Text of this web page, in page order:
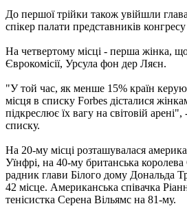
До першої трійки також увійшли
спікер палати представників
На четвертому місці - перша жінка,
Єврокомісії, Урсула фон дер Ляєн.
"У той час, як менше 15% країн
місця в списку Forbes дісталися
підкреслює їх вагу на світовій
списку.
На 20-му місці розташувалася
Уїнфрі, на 40-му британська королева
радник глави Білого дому Дональда
42 місце. Американська співачка
тенісистка Серена Вільямс на 81-му.